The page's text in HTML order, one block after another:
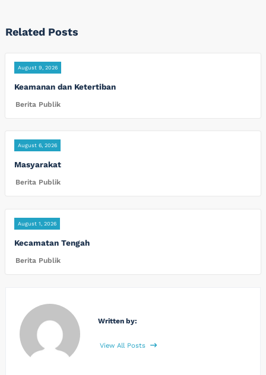
Related Posts
August 9, 2026
Keamanan dan Ketertiban
Berita Publik
August 6, 2026
Masyarakat
Berita Publik
August 1, 2026
Kecamatan Tengah
Berita Publik
Written by:
View All Posts